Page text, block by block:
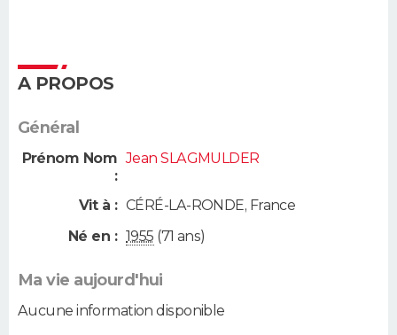
A PROPOS
Général
Prénom Nom
:
Jean SLAGMULDER
Vit à : CÉRÉ-LA-RONDE, France
Né en : 1955 (71 ans)
Ma vie aujourd'hui
Aucune information disponible